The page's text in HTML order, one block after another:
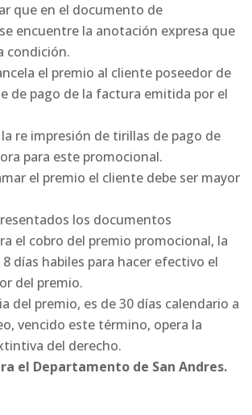
que en el documento de
encuentre la anotación expresa que
condición.
el premio al cliente poseedor de
de pago de la factura emitida por el
impresión de tirillas de pago de
para este promocional.
el premio el cliente debe ser mayor
los documentos
el cobro del premio promocional, la
días habiles para hacer efectivo el
del premio.
premio, es de 30 días calendario a
vencido este término, opera la
del derecho.
el Departamento de San Andres.